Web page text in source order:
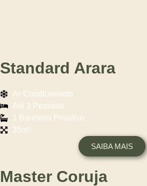
Standard Arara
Ar-Condicionado
Até 3 Pessoas
1 Banheiro Privativo
35m²
SAIBA MAIS
Master Coruja